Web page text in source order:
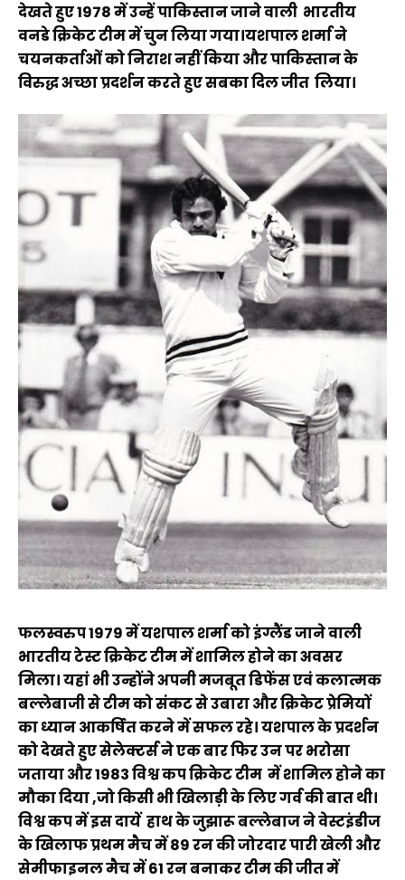
देखते हुए 1978 में उन्हें पाकिस्तान जाने वाली भारतीय
वनडे क्रिकेट टीम में चुन लिया गया।यशपाल शर्मा ने
चयनकर्ताओं को निराश नहीं किया और पाकिस्तान के
विरुद्ध अच्छा प्रदर्शन करते हुए सबका दिल जीत लिया।
फलस्वरुप 1979 में यशपाल शर्मा को इंग्लैंड जाने वाली
भारतीय टेस्ट क्रिकेट टीम में शामिल होने का अवसर
मिला। यहां भी उन्होंने अपनी मजबूत डिफेंस एवं कलात्मक
बल्लेबाजी से टीम को संकट से उबारा और क्रिकेट प्रेमियों
का ध्यान आकर्षित करने में सफल रहे। यशपाल के प्रदर्शन
को देखते हुए सेलेक्टर्स ने एक बार फिर उन पर भरोसा
जताया और 1983 विश्व कप क्रिकेट टीम में शामिल होने का
मौका दिया ,जो किसी भी खिलाड़ी के लिए गर्व की बात थी।
विश्व कप में इस दायें हाथ के जुझारू बल्लेबाज ने वेस्टइंडीज
के खिलाफ प्रथम मैच में 89 रन की जोरदार पारी खेली और
सेमीफाइनल मैच में 61 रन बनाकर टीम की जीत में